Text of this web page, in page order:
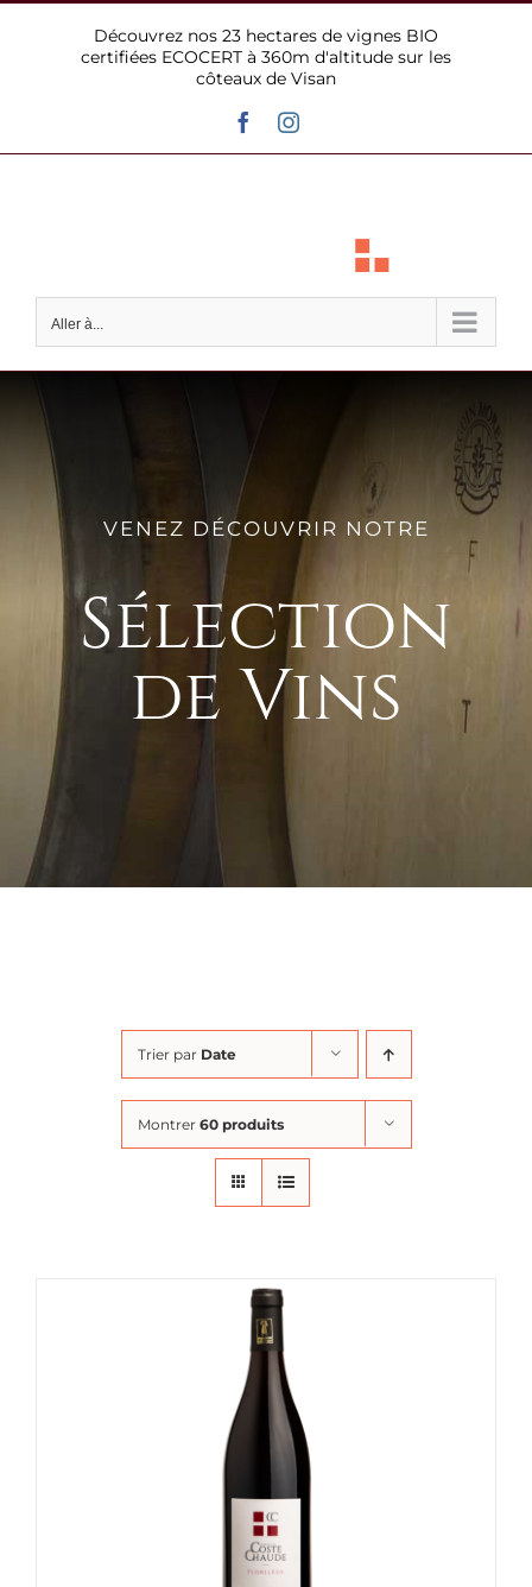
Découvrez nos 23 hectares de vignes BIO
certifiées ECOCERT à 360m d'altitude sur les
côteaux de Visan
FacebookInstagram
Aller à...
VENEZ DÉCOUVRIR NOTRE
Sélection
de Vins
Trier par Date
Montrer 60 produits